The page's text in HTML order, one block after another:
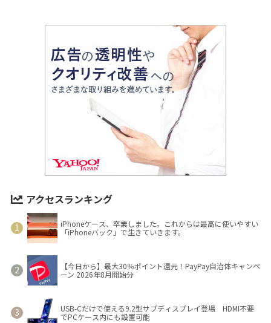
アクセスランキング
iPhoneケース、卒業しました。これからは最高に使いやすい
「iPhoneバック」で生きていきます。
【今日から】最大30％ポイント還元！PayPay自治体キャンペ
ーン 2026年8月開始分
USB-Cだけで使える9.2型サブディスプレイ登場 HDMI不要
でPCケース内にも設置可能